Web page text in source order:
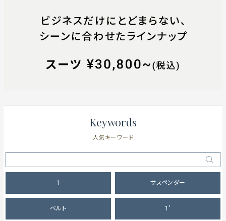
Keywords
人気キーワード
1 サスペンダー
ベルト 1'